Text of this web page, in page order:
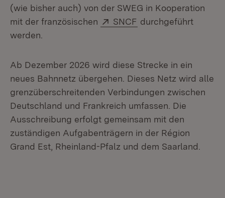
(wie bisher auch) von der SWEG in Kooperation
mit der französischen
Extern:
SNCF (Öffnet in neuem
durchgeführt
werden.
Ab Dezember 2026 wird diese Strecke in ein
neues Bahnnetz übergehen. Dieses Netz wird alle
grenzüberschreitenden Verbindungen zwischen
Deutschland und Frankreich umfassen. Die
Ausschreibung erfolgt gemeinsam mit den
zuständigen Aufgabenträgern in der Région
Grand Est, Rheinland-Pfalz und dem Saarland.